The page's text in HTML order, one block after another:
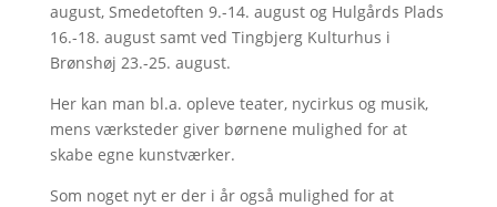
august, Smedetoften 9.-14. august og Hulgårds Plads
16.-18. august samt ved Tingbjerg Kulturhus i
Brønshøj 23.-25. august.
Her kan man bl.a. opleve teater, nycirkus og musik,
mens værksteder giver børnene mulighed for at
skabe egne kunstværker.
Som noget nyt er der i år også mulighed for at